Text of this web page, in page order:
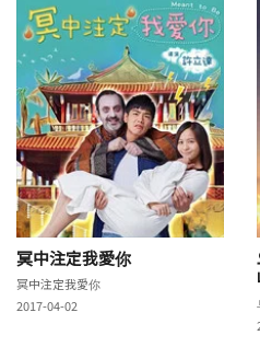
冥中注定我愛你
冥中注定我愛你
2017-04-02